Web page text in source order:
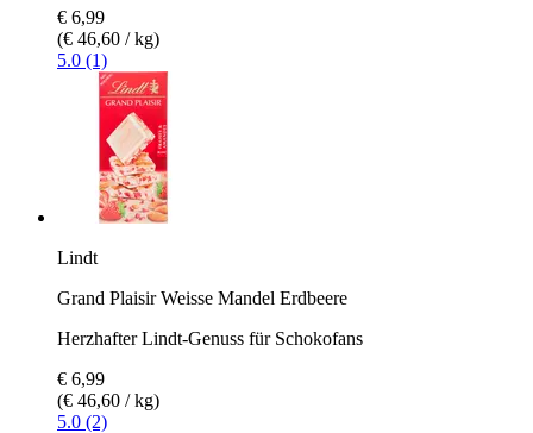
€ 6,99
(€ 46,60 / kg)
5.0 (1)
Lindt
Grand Plaisir Weisse Mandel Erdbeere
Herzhafter Lindt-Genuss für Schokofans
€ 6,99
(€ 46,60 / kg)
5.0 (2)